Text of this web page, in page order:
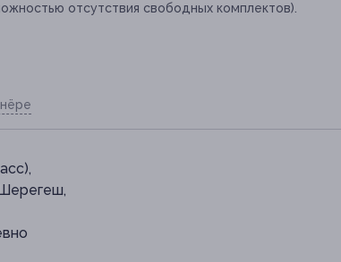
отсутствия свободных комплектов).